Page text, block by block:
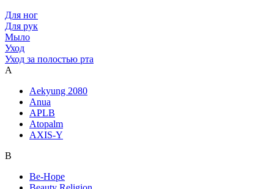
Для ног
Для рук
Мыло
Уход
Уход за полостью рта
A
Aekyung 2080
Anua
APLB
Atopalm
AXIS-Y
B
Be-Hope